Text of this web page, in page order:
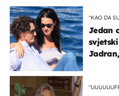
"KAO DA
Jedan